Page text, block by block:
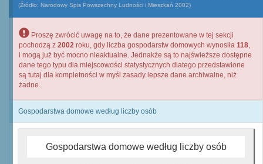
(Źródło: Narodowy Spis Powszechny Ludności i Mieszkań 2002)
Proszę zwrócić uwagę na to, że dane prezentowane w tej sekcji
pochodzą z 2002 roku, gdy liczba gospodarstw domowych wynosiła 118,
i mogą już być mocno nieaktualne. Jednakże są to najświeższe dostępne
dane tego typu dla miejscowości statystycznych dlatego przedstawione
są tutaj dla kompletności w myśl zasady lepsze dane archiwalne, niż
żadne.
Gospodarstwa domowe według liczby osób
Gospodarstwa domowe według liczby osób